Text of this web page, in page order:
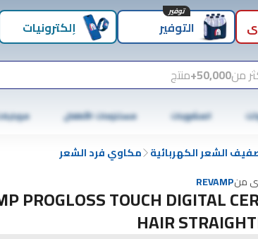
التوفير
توفير
إلكترونيات
من50,000+ منتج
المشروبات مستلزمات الأطفال
الشعر الكهربائية مكاوي فرد الشعر
منREVAMP
PROGLOSS TOUCH DIGITAL
HAIR